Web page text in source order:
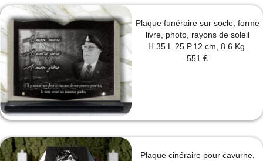
Plaque funéraire sur socle, forme
livre, photo, rayons de soleil
H.35 L.25 P.12 cm, 8.6 Kg.
551 €
Plaque cinéraire pour cavurne,